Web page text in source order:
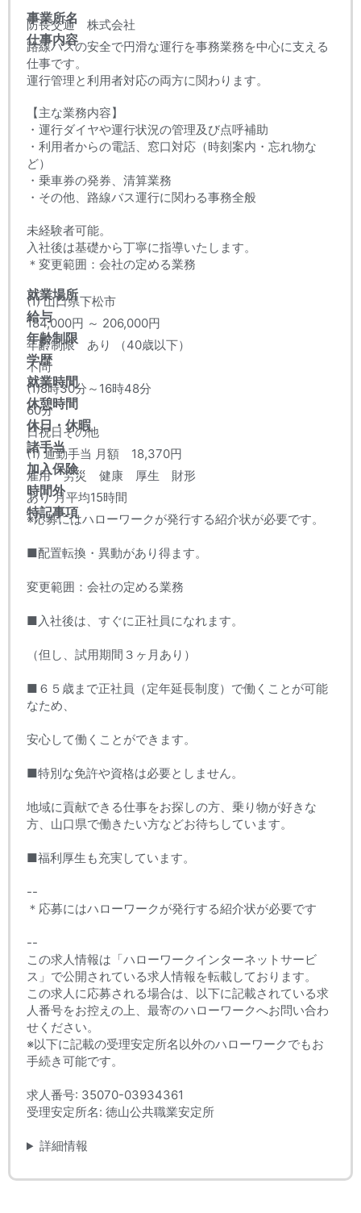
事業所名
防長交通 株式会社
仕事内容
路線バスの安全で円滑な運行を事務業務を中心に支える
仕事です。
運行管理と利用者対応の両方に関わります。
【主な業務内容】
・運行ダイヤや運行状況の管理及び点呼補助
・利用者からの電話、窓口対応（時刻案内・忘れ物な
ど）
・乗車券の発券、清算業務
・その他、路線バス運行に関わる事務全般
未経験者可能。
入社後は基礎から丁寧に指導いたします。
＊変更範囲：会社の定める業務
就業場所
(1) 山口県下松市
給与
184,000円 ～ 206,000円
年齢制限
年齢制限 あり （40歳以下）
学歴
不問
就業時間
(1)8時30分～16時48分
休憩時間
60分
休日・休暇
日祝日その他
諸手当
(1) 通勤手当 月額 18,370円
加入保険
雇用 労災 健康 厚生 財形
時間外
あり 月平均15時間
特記事項
※応募にはハローワークが発行する紹介状が必要です。
■配置転換・異動があり得ます。
変更範囲：会社の定める業務
■入社後は、すぐに正社員になれます。
（但し、試用期間３ヶ月あり）
■６５歳まで正社員（定年延長制度）で働くことが可能
なため、
安心して働くことができます。
■特別な免許や資格は必要としません。
地域に貢献できる仕事をお探しの方、乗り物が好きな
方、山口県で働きたい方などお待ちしています。
■福利厚生も充実しています。
--
＊応募にはハローワークが発行する紹介状が必要です
--
この求人情報は「ハローワークインターネットサービ
ス」で公開されている求人情報を転載しております。
この求人に応募される場合は、以下に記載されている求
人番号をお控えの上、最寄のハローワークへお問い合わ
せください。
※以下に記載の受理安定所名以外のハローワークでもお
手続き可能です。
求人番号: 35070-03934361
受理安定所名: 徳山公共職業安定所
詳細情報